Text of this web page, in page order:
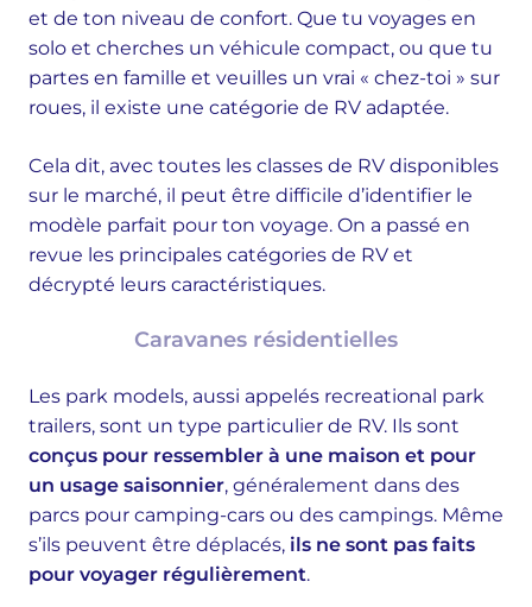
et de ton niveau de confort. Que tu voyages en
solo et cherches un véhicule compact, ou que tu
partes en famille et veuilles un vrai « chez-toi » sur
roues, il existe une catégorie de RV adaptée.
Cela dit, avec toutes les classes de RV disponibles
sur le marché, il peut être difficile d’identifier le
modèle parfait pour ton voyage. On a passé en
revue les principales catégories de RV et
décrypté leurs caractéristiques.
Caravanes résidentielles
Les park models, aussi appelés recreational park
trailers, sont un type particulier de RV. Ils sont
conçus pour ressembler à une maison et pour
un usage saisonnier, généralement dans des
parcs pour camping-cars ou des campings. Même
s’ils peuvent être déplacés, ils ne sont pas faits
pour voyager régulièrement.